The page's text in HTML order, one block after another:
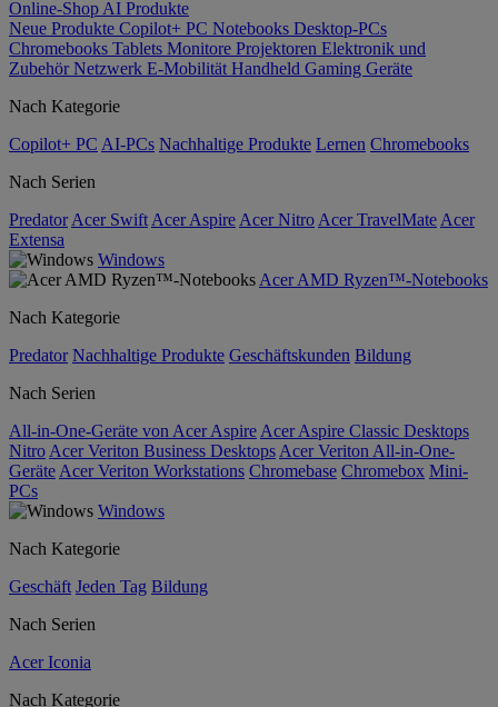
Online-Shop AI Produkte
Neue Produkte Copilot+ PC Notebooks Desktop-PCs
Chromebooks Tablets Monitore Projektoren Elektronik und
ZubehörNetzwerk E-Mobilität Handheld Gaming Geräte
Nach Kategorie
Copilot+ PC AI-PCs Nachhaltige Produkte Lernen Chromebooks
Nach Serien
Predator Acer Swift Acer Aspire Acer Nitro Acer TravelMate Acer
Extensa
Windows
Acer AMD Ryzen™-Notebooks
Nach Kategorie
Predator Nachhaltige Produkte Geschäftskunden Bildung
Nach Serien
All-in-One-Geräte von Acer Aspire Acer Aspire Classic Desktops
Nitro Acer Veriton Business Desktops Acer Veriton All-in-One-
Geräte Acer Veriton Workstations Chromebase Chromebox Mini-
PCs
Windows
Nach Kategorie
Geschäft Jeden Tag Bildung
Nach Serien
Acer Iconia
Nach Kategorie